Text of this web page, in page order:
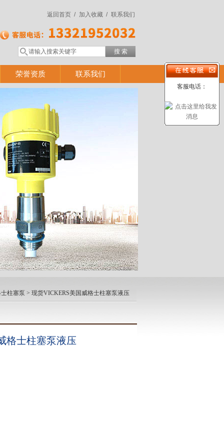
联系我们
加入收藏 /
返回首页 /
荣誉资质 联系我们
柱塞泵 > 现货VICKERS美国威格士柱塞泵液压
格士柱塞泵液压
客服电话：